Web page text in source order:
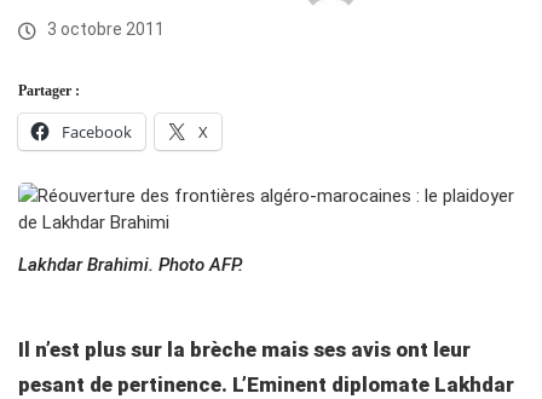
3 octobre 2011
Partager :
Facebook X
Lakhdar Brahimi. Photo AFP.
Il n’est plus sur la brèche mais ses avis ont leur
pesant de pertinence. L’Eminent diplomate Lakhdar